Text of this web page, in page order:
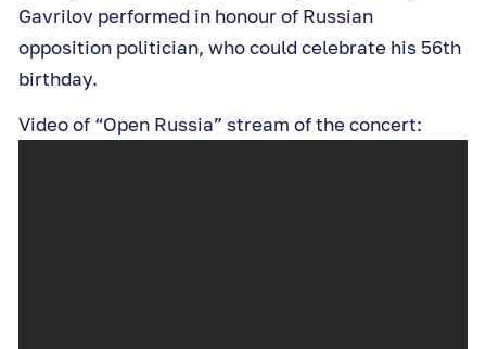
Gavrilov performed in honour of Russian
opposition politician, who could celebrate his 56th
birthday.
Video of “Open Russia” stream of the concert: